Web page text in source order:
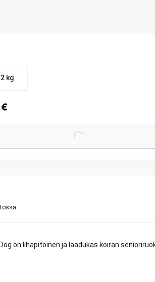
on lihapitoinen ja laadukas koiran
kg
Loading...